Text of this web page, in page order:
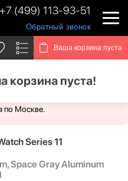
+7 (499) 113-93-51
Обратный звонок
Ваша корзина пуста
корзина пуста!
Для Вас доступен
по Москве.
Series 11
Space Gray Aluminum